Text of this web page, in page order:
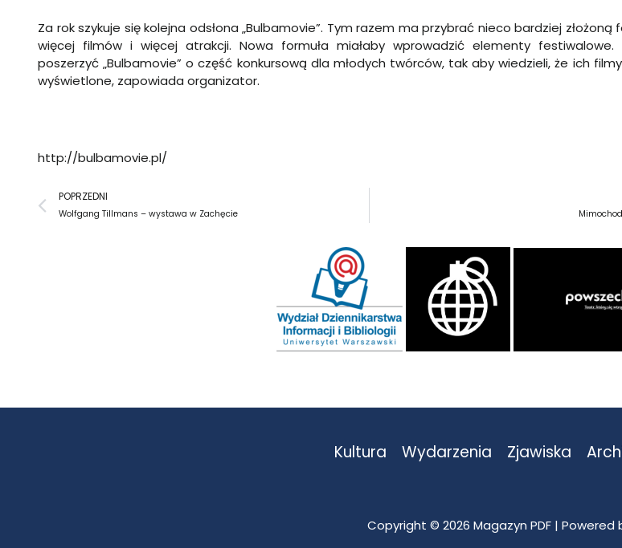
Za rok szykuje się kolejna odsłona „Bulbamovie”. Tym razem ma przybrać nieco bardziej złożoną
więcej filmów i więcej atrakcji. Nowa formuła miałaby wprowadzić elementy festiwalowe.
poszerzyć „Bulbamovie” o część konkursową dla młodych twórców, tak aby wiedzieli, że ich
wyświetlone, zapowiada organizator.
http://bulbamovie.pl/
Prev
POPRZEDNI
Wolfgang Tillmans – wystawa w Zachęcie
Kultura Wydarzenia Zjawiska
Copyright © 2026 Magazyn PDF | Powered